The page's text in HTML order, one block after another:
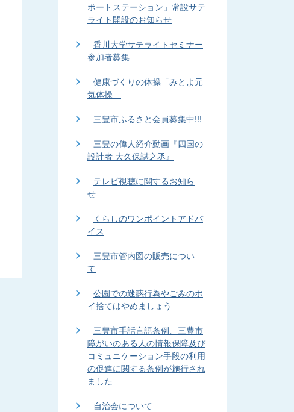
ポートステーション」常設サテ
ライト開設のお知らせ
香川大学サテライトセミナー
参加者募集
健康づくりの体操「みとよ元
気体操」
三豊市ふるさと会員募集中!!!
三豊の偉人紹介動画『四国の
設計者 大久保諶之丞』
テレビ視聴に関するお知ら
せ
くらしのワンポイントアドバ
イス
三豊市管内図の販売につい
て
公園での迷惑行為やごみのポ
イ捨てはやめましょう
三豊市手話言語条例、三豊市
障がいのある人の情報保障及び
コミュニケーション手段の利用
の促進に関する条例が施行され
ました
自治会について